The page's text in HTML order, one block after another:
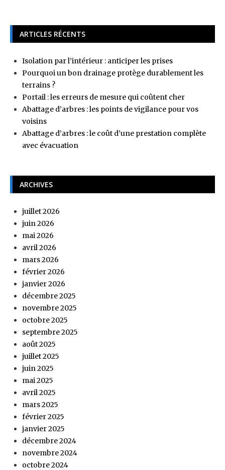
ARTICLES RÉCENTS
Isolation par l’intérieur : anticiper les prises
Pourquoi un bon drainage protège durablement les
terrains ?
Portail : les erreurs de mesure qui coûtent cher
Abattage d’arbres : les points de vigilance pour vos
voisins
Abattage d’arbres : le coût d’une prestation complète
avec évacuation
ARCHIVES
juillet 2026
juin 2026
mai 2026
avril 2026
mars 2026
février 2026
janvier 2026
décembre 2025
novembre 2025
octobre 2025
septembre 2025
août 2025
juillet 2025
juin 2025
mai 2025
avril 2025
mars 2025
février 2025
janvier 2025
décembre 2024
novembre 2024
octobre 2024